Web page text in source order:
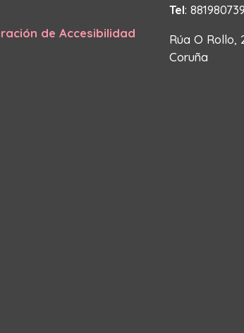
de Accesibilidad
Tel: 881980739
Rúa O Rollo,
Coruña